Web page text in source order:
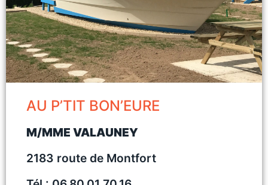
AU P’TIT BON’EURE
M/MME VALAUNEY
2183 route de Montfort